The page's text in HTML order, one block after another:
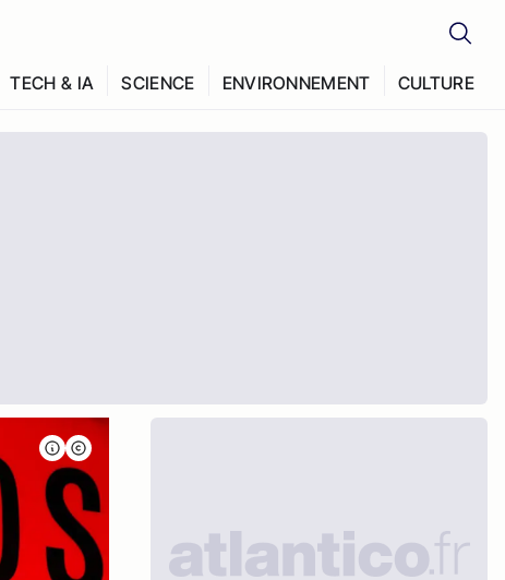
TECH & IA SCIENCE ENVIRONNEMENT CULTURE